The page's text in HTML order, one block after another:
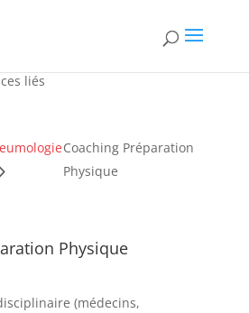
liés
Coaching Préparation
Physique
Physique
(médecins,